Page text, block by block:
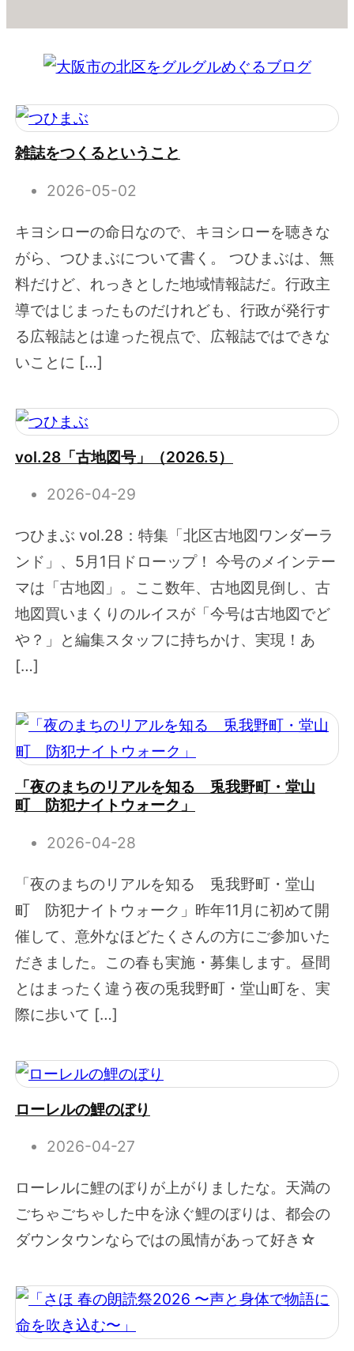
雑誌をつくるということ
2026-05-02
キヨシローの命日なので、キヨシローを聴きな
がら、つひまぶについて書く。 つひまぶは、無
料だけど、れっきとした地域情報誌だ。行政主
導ではじまったものだけれども、行政が発行す
る広報誌とは違った視点で、広報誌ではできな
いことに […]
vol.28「古地図号」（2026.5）
2026-04-29
つひまぶ vol.28：特集「北区古地図ワンダーラ
ンド」、5月1日ドローップ！ 今号のメインテー
マは「古地図」。ここ数年、古地図見倒し、古
地図買いまくりのルイスが「今号は古地図でど
や？」と編集スタッフに持ちかけ、実現！あ
[…]
「夜のまちのリアルを知る 兎我野町・堂山
町 防犯ナイトウォーク」
2026-04-28
「夜のまちのリアルを知る 兎我野町・堂山
町 防犯ナイトウォーク」昨年11月に初めて開
催して、意外なほどたくさんの方にご参加いた
だきました。この春も実施・募集します。昼間
とはまったく違う夜の兎我野町・堂山町を、実
際に歩いて […]
ローレルの鯉のぼり
2026-04-27
ローレルに鯉のぼりが上がりましたな。天満の
ごちゃごちゃした中を泳ぐ鯉のぼりは、都会の
ダウンタウンならではの風情があって好き☆